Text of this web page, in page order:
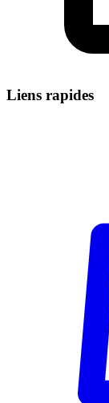
Liens rapides